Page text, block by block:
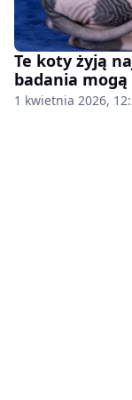
Te koty żyją
badania
1 kwietnia 2026,